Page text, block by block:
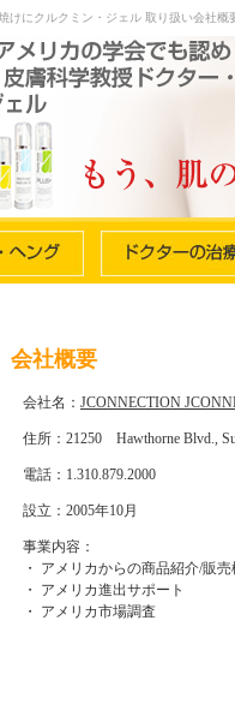
にクルクミン・ジェル 取り扱い会社概
会社概要
会社名： JCONNECTION
住所：21250 Hawthorne Blvd.,
電話：1.310.879.2000
設立：2005年10月
事業内容：
・ アメリカからの商品紹介/販
・ アメリカ進出サポート
・ アメリカ市場調査